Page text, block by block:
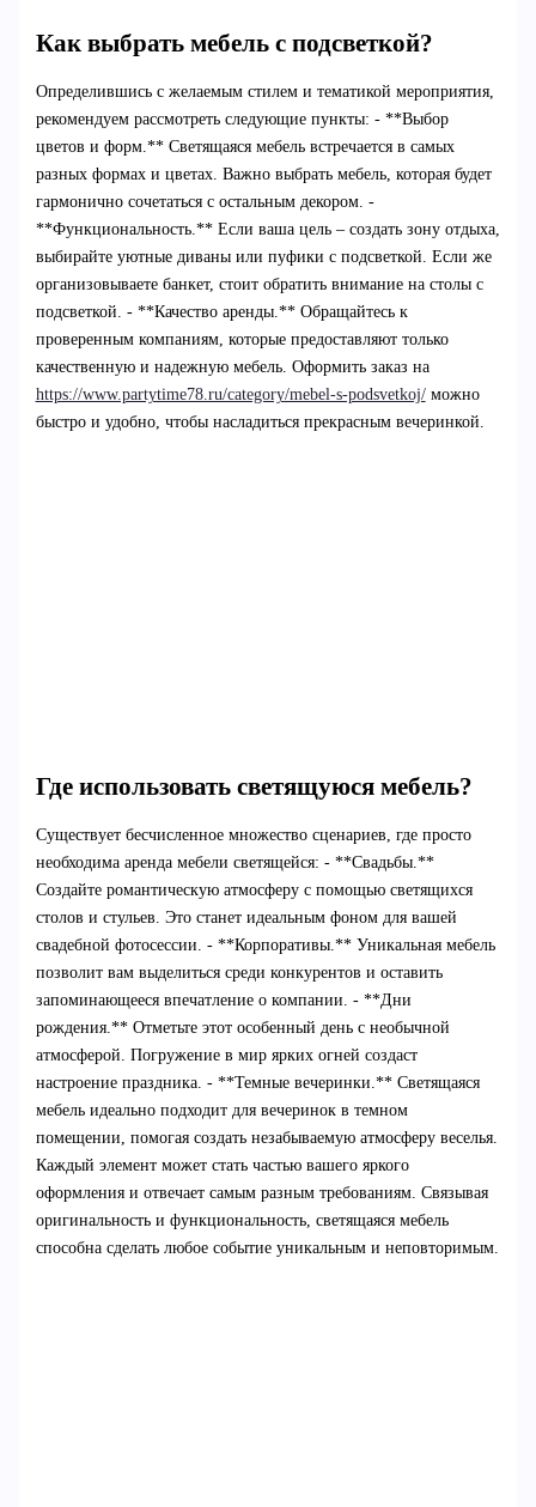
Как выбрать мебель с подсветкой?
Определившись с желаемым стилем и тематикой мероприятия,
рекомендуем рассмотреть следующие пункты: - **Выбор
цветов и форм.** Светящаяся мебель встречается в самых
разных формах и цветах. Важно выбрать мебель, которая будет
гармонично сочетаться с остальным декором. -
**Функциональность.** Если ваша цель – создать зону отдыха,
выбирайте уютные диваны или пуфики с подсветкой. Если же
организовываете банкет, стоит обратить внимание на столы с
подсветкой. - **Качество аренды.** Обращайтесь к
проверенным компаниям, которые предоставляют только
качественную и надежную мебель. Оформить заказ на
https://www.partytime78.ru/category/mebel-s-podsvetkoj/можно
быстро и удобно, чтобы насладиться прекрасным вечеринкой.
Где использовать светящуюся мебель?
Существует бесчисленное множество сценариев, где просто
необходима аренда мебели светящейся: - **Свадьбы.**
Создайте романтическую атмосферу с помощью светящихся
столов и стульев. Это станет идеальным фоном для вашей
свадебной фотосессии. - **Корпоративы.** Уникальная мебель
позволит вам выделиться среди конкурентов и оставить
запоминающееся впечатление о компании. - **Дни
рождения.** Отметьте этот особенный день с необычной
атмосферой. Погружение в мир ярких огней создаст
настроение праздника. - **Темные вечеринки.** Светящаяся
мебель идеально подходит для вечеринок в темном
помещении, помогая создать незабываемую атмосферу веселья.
Каждый элемент может стать частью вашего яркого
оформления и отвечает самым разным требованиям. Связывая
оригинальность и функциональность, светящаяся мебель
способна сделать любое событие уникальным и неповторимым.